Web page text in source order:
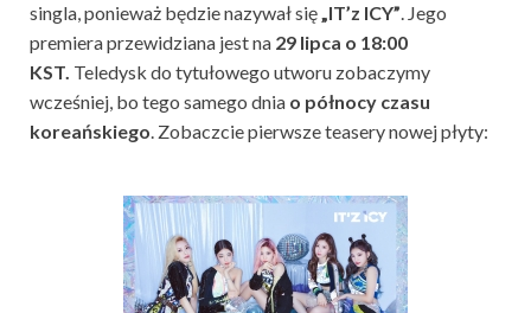
singla, ponieważ będzie nazywał się„IT’z ICY”. Jego
premiera przewidziana jest na 29 lipca o 18:00
KST. Teledysk do tytułowego utworu zobaczymy
wcześniej, bo tego samego dnia o północy czasu
koreańskiego. Zobaczcie pierwsze teasery nowej płyty: